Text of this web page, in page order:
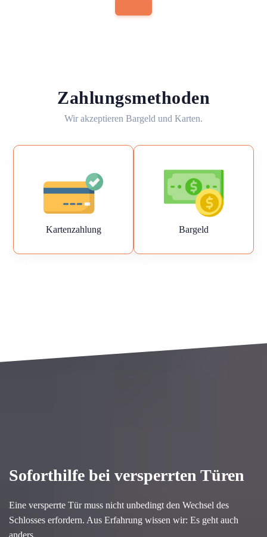
Zahlungsmethoden
Wir akzeptieren Bargeld und Karten.
Kartenzahlung Bargeld
Soforthilfe bei versperrten Türen
Eine versperrte Tür muss nicht unbedingt den Wechsel des
Schlosses erfordern. Aus Erfahrung wissen wir: Es geht auch
anders.